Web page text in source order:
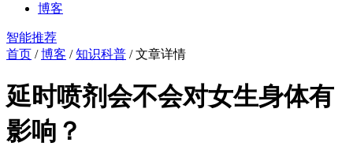
博客
智能推荐
首页 /博客 /知识科普 /文章详情
延时喷剂会不会对女生身体有
影响？